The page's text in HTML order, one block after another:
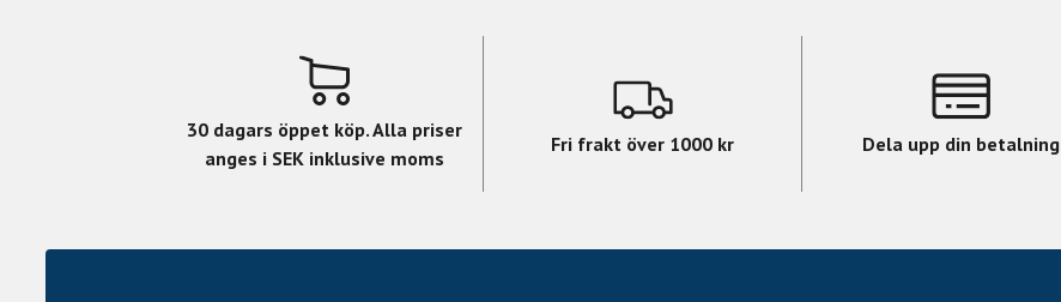
30 dagars öppet köp. Alla priser
anges i SEK inklusive moms
Fri frakt över 1000 kr Dela upp din betalning